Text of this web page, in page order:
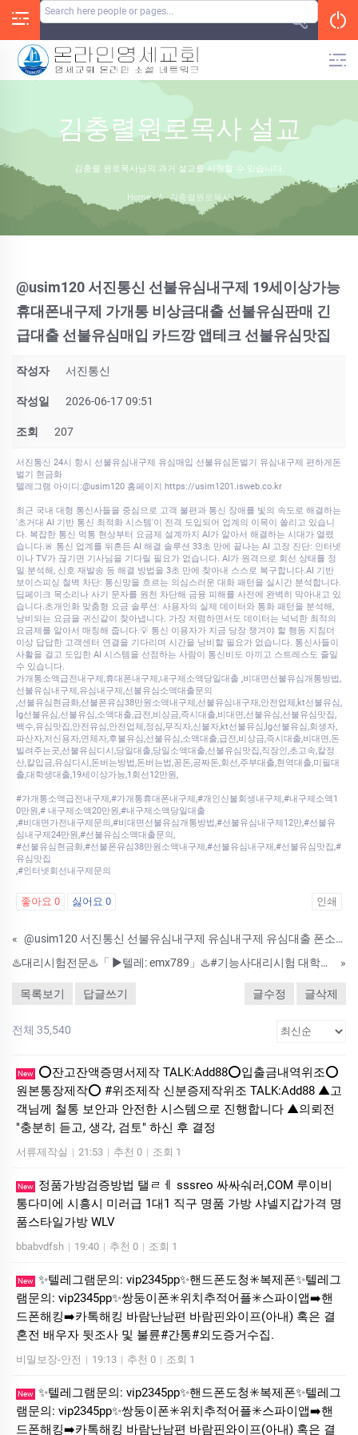
김충렬원로목사 설교
김충렬 원로목사님의 과거 설교를 시청할 수 있습니다.
Home / 김충렬원로목사
@usim120 서진통신 선불유심내구제 19세이상가능
휴대폰내구제 가개통 비상금대출 선불유심판매 긴
급대출 선불유심매입 카드깡 앱테크 선불유심맛집
작성자 서진통신
작성일 2026-06-17 09:51
조회 207
서진통신 24시 항시 선불유심내구제 유심매입 선불유심돈벌기 유심내구제 편하게돈
벌기 현금화
텔레그램 아이디:@usim120 홈페이지 https://usim1201.isweb.co.kr
최근 국내 대형 통신사들을 중심으로 고객 불편과 통신 장애를 빛의 속도로 해결하는
'초거대 AI 기반 통신 최적화 시스템'이 전격 도입되어 업계의 이목이 쏠리고 있습니
다. 복잡한 통신 먹통 현상부터 요금제 설계까지 AI가 알아서 해결하는 시대가 열렸
습니다.🚨 통신 업계를 뒤흔든 AI 해결 솔루션 33초 만에 끝나는 AI 고장 진단: 인터넷
이나 TV가 끊기면 기사님을 기다릴 필요가 없습니다. AI가 원격으로 회선 상태를 정
밀 분석해, 신호 재발송 등 해결 방법을 3초 만에 찾아내 스스로 복구합니다.AI 기반
보이스피싱 철벽 차단: 통신망을 흐르는 의심스러운 대화 패턴을 실시간 분석합니다.
딥페이크 목소리나 사기 문자를 원천 차단해 금융 피해를 사전에 완벽히 막아내고 있
습니다.초개인화 맞춤형 요금 솔루션: 사용자의 실제 데이터와 통화 패턴을 분석해,
낭비되는 요금을 귀신같이 찾아냅니다. 가장 저렴하면서도 데이터는 넉넉한 최적의
요금제를 알아서 매칭해 줍니다.💡 통신 이용자가 지금 당장 챙겨야 할 행동 지침더
이상 답답한 고객센터 연결을 기다리며 시간을 낭비할 필요가 없습니다. 통신사들이
사활을 걸고 도입한 AI 시스템을 선점하는 사람이 통신비도 아끼고 스트레스도 줄일
수 있습니다.
가개통소액급전내구제,휴대폰내구제,내구제소액당일대출 ,비대면선불유심개통방법,
선불유심내구제,유심내구제,선불유심소액대출문의
,선불유심현금화,선불폰유심38만원소액내구제,선불유심내구재,안전업체,kt선불유심,
lg선불유심,선불유심,소액대출,급전,비상금,즉시대출,비대면,선불유심,선불유심맛집,
백수,유심맛집,안전유심,안전업체,정심,무직자,신불자,kt선불유심,lg선불유심,회생자,
파산자,저신용자,연체자,후불유심,선불유심,소액대출,급전,비상금,즉시대출,비대면,돈
빌려주는곳,선불유심디시,당일대출,당일소액대출,선불유심맛집,직장인,초고속,칼정
산,칼입금,유심디시,돈버는방법,돈버는법,꽁돈,공짜돈,회선,주부대출,현역대출,미필대
출,대학생대출,19세이상가능,1회선12만원,
#가개통소액급전내구제,#가개통휴대폰내구제,#개인신불회생내구제,#내구제소액1
0만원,# 내구제소액20만원,#내구제소액당일대출
,#비대면가전내구제문의,#비대면선불유심개통방법,#선불유심내구제12만,#선불유
심내구제24만원,#선불유심소액대출문의,
#선불유심현금화,#선불폰유심38만원소액내구제,#선불유심내구재,#선불유심맛집,#
유심맛집
,#인터넷회선내구제문의
좋아요 0 싫어요 0 인쇄
«
@usim120 서진통신 선불유심내구제 유심내구제 유심대출 폰소액대출 상품권깡 모바일대출 비상금대출 비대면대출 선불유심맛집
♨️대리시험전문♨️「 ▶텔레: emx789」♨️#기능사대리시험 대학교졸업장위조업체#학력증명서제작업체♨️ ✏☃☃♈ 대학교재학증명서작업실시간관련문의는 === 「 ▶텔레: emx789」 ☃ ✡ -혼자서 고민nono ☑ ♨ 대학교졸업
»
목록보기 답글쓰기 글수정 글삭제
전체 35,540
New
⭕️잔고잔액증명서제작 TALK:Add88⭕️입출금내역위조⭕️
원본통장제작⭕️ #위조제작 신분증제작위조 TALK:Add88 ▲고
객님께 철통 보안과 안전한 시스템으로 진행합니다 ▲의뢰전
"충분히 듣고, 생각, 검토" 하신 후 결정
서류제작실 | 21:53 | 추천 0 | 조회 1
New
정품가방검증방법 탤ㄹㅔ sssreo 싸싸숴러,COM 루이비
통다미에 시흥시 미러급 1대1 직구 명품 가방 샤넬지갑가격 명
품스타일가방 WLV
bbabvdfsh | 19:40 | 추천 0 | 조회 1
New ✨텔레그램문의: vip2345pp✨핸드폰도청✳️복제폰✨텔레그
램문의: vip2345pp✨쌍둥이폰✳️위치추적어플✳️스파이앱➡️핸
드폰해킹➡️카톡해킹 바람난남편 바람핀와이프(아내) 혹은 결
혼전 배우자 뒷조사 및 불륜#간통#외도증거수집.
비밀보장-안전 | 19:13 | 추천 0 | 조회 1
New ✨텔레그램문의: vip2345pp✨핸드폰도청✳️복제폰✨텔레그
램문의: vip2345pp✨쌍둥이폰✳️위치추적어플✳️스파이앱➡️핸
드폰해킹➡️카톡해킹 바람난남편 바람핀와이프(아내) 혹은 결